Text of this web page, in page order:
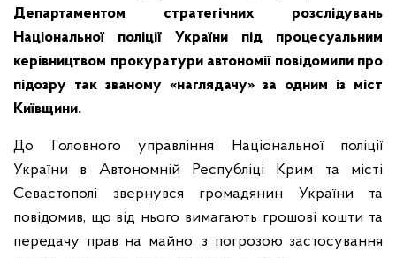
Департаментом стратегічних розслідувань
Національної поліції України під процесуальним
керівництвом прокуратури автономії повідомили про
підозру так званому «наглядачу» за одним із міст
Київщини.
До Головного управління Національної поліції
України в Автономній Республіці Крим та місті
Севастополі звернувся громадянин України та
повідомив, що від нього вимагають грошові кошти та
передачу прав на майно, з погрозою застосування